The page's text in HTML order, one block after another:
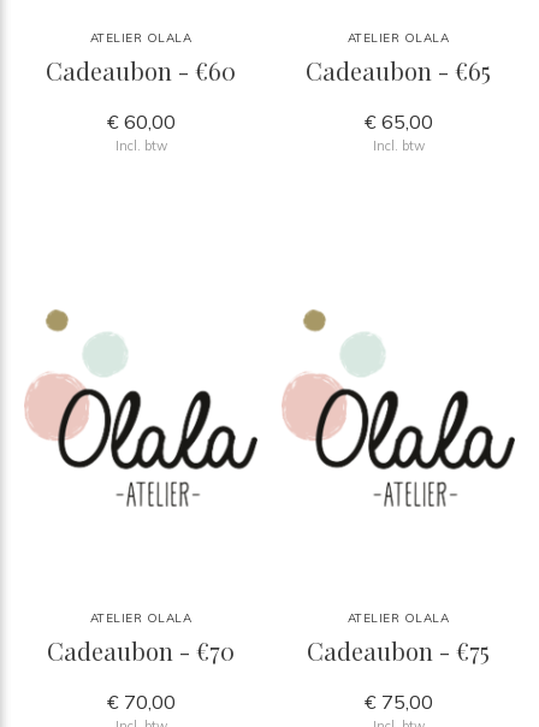
ATELIER OLALA
Cadeaubon - €60
€ 60,00
Incl. btw
ATELIER OLALA
Cadeaubon - €65
€ 65,00
Incl. btw
ATELIER OLALA
Cadeaubon - €70
€ 70,00
ATELIER OLALA
Cadeaubon - €75
€ 75,00